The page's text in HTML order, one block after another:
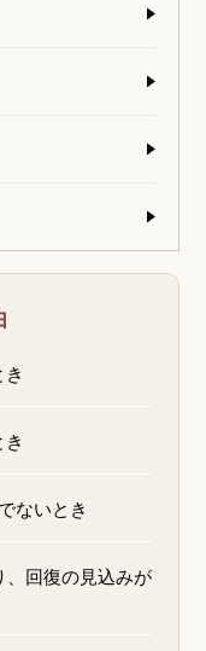
ないとき
回復の見込みが